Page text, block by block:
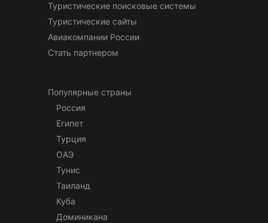
Туристические поисковые системы
Туристические сайты
Авиакомпании России
Стать партнером
Популярные страны
Россия
Египет
Турция
ОАЭ
Тунис
Таиланд
Куба
Доминикана